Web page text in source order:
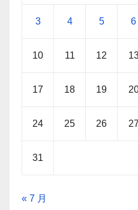
3 4 5 6
10 11 12
17 18 19
24 25 26 27
31
« 7 月